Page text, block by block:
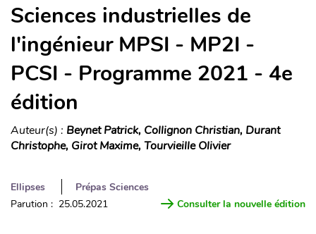
Sciences industrielles de
l'ingénieur MPSI - MP2I -
PCSI - Programme 2021 - 4e
édition
Auteur(s) : Beynet Patrick, Collignon Christian, Durant
Christophe, Girot Maxime, Tourvieille Olivier
Ellipses
Prépas Sciences
Parution : 25.05.2021
Consulter la nouvelle édition